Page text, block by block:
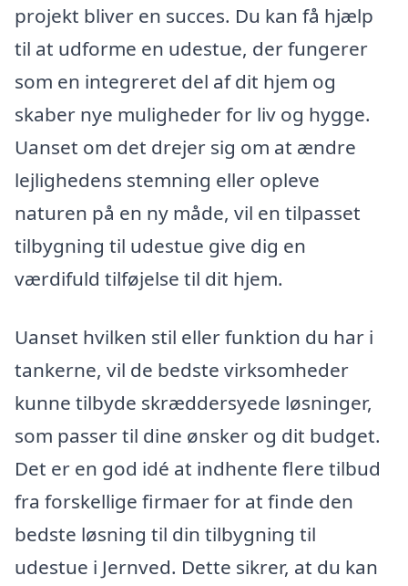
projekt bliver en succes. Du kan få hjælp
til at udforme en udestue, der fungerer
som en integreret del af dit hjem og
skaber nye muligheder for liv og hygge.
Uanset om det drejer sig om at ændre
lejlighedens stemning eller opleve
naturen på en ny måde, vil en tilpasset
tilbygning til udestue give dig en
værdifuld tilføjelse til dit hjem.
Uanset hvilken stil eller funktion du har i
tankerne, vil de bedste virksomheder
kunne tilbyde skræddersyede løsninger,
som passer til dine ønsker og dit budget.
Det er en god idé at indhente flere tilbud
fra forskellige firmaer for at finde den
bedste løsning til din tilbygning til
udestue i Jernved. Dette sikrer, at du kan